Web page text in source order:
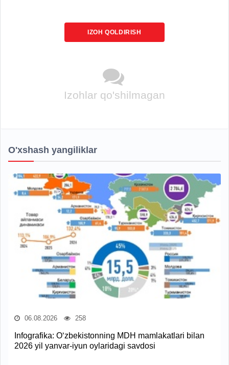
IZOH QOLDIRISH
Izohlar qo'shilmagan
O'xshash yangiliklar
06.08.2026 258
Infografika: O‘zbekistonning MDH mamlakatlari bilan
2026 yil yanvar-iyun oylaridagi savdosi